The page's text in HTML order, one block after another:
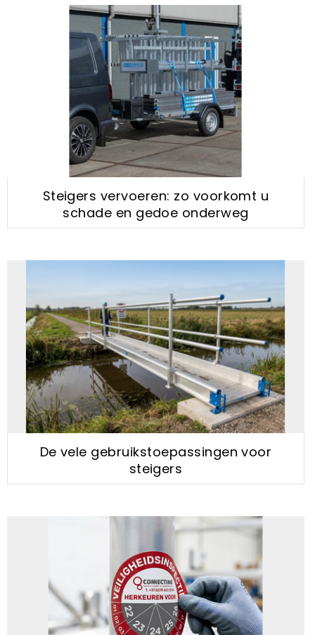
Steigers vervoeren: zo voorkomt u
schade en gedoe onderweg
De vele gebruikstoepassingen voor
steigers